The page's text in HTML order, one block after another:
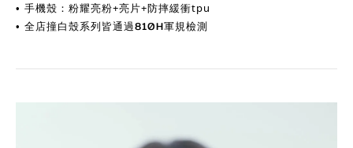
• 手機殼：粉耀亮粉+亮片+防摔緩衝tpu
• 全店撞白殼系列皆通過810H軍規檢測